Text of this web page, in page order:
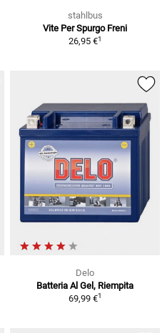
stahlbus
Vite Per Spurgo Freni
26,95 €1
Delo
Batteria Al Gel, Riempita
69,99 €1